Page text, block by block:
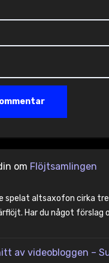
om Flöjtsamlingen
spelat altsaxofon cirka tre
Har du något förslag
av videobloggen –